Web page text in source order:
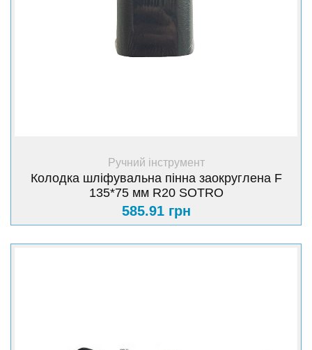
+ Купити
Ручний інструмент
Колодка шліфувальна пінна заокруглена F
135*75 мм R20 SOTRO
585.91 грн